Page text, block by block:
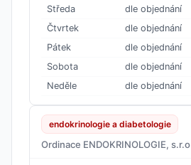
Středa
dle objednání
Čtvrtek
dle objednání
Pátek
dle objednání
Sobota
dle objednání
Neděle
dle objednání
endokrinologie a diabetologie
Ordinace ENDOKRINOLOGIE, s.r.o